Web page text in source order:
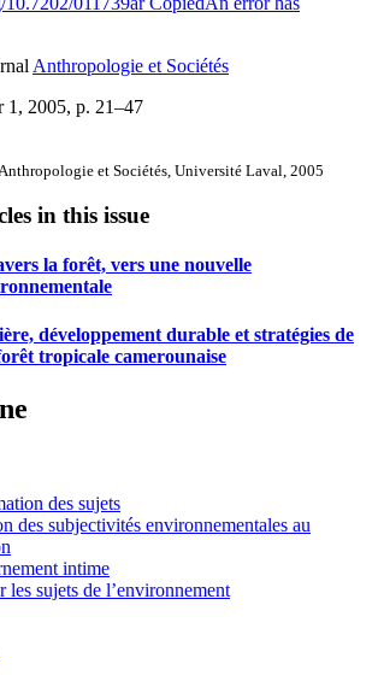
Anthropologie et Sociétés
1, 2005, p. 21–47
et Sociétés, Université Laval, 2005
in this issue
la forêt, vers une nouvelle
développement durable et stratégies de
tropicale camerounaise
des sujets
des subjectivités environnementales au
intime
les sujets de l’environnement